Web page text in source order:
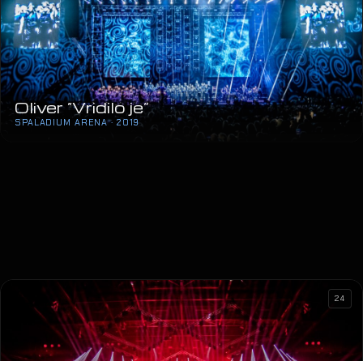
Oliver “Vridilo je”
SPALADIUM ARENA · 2019
24